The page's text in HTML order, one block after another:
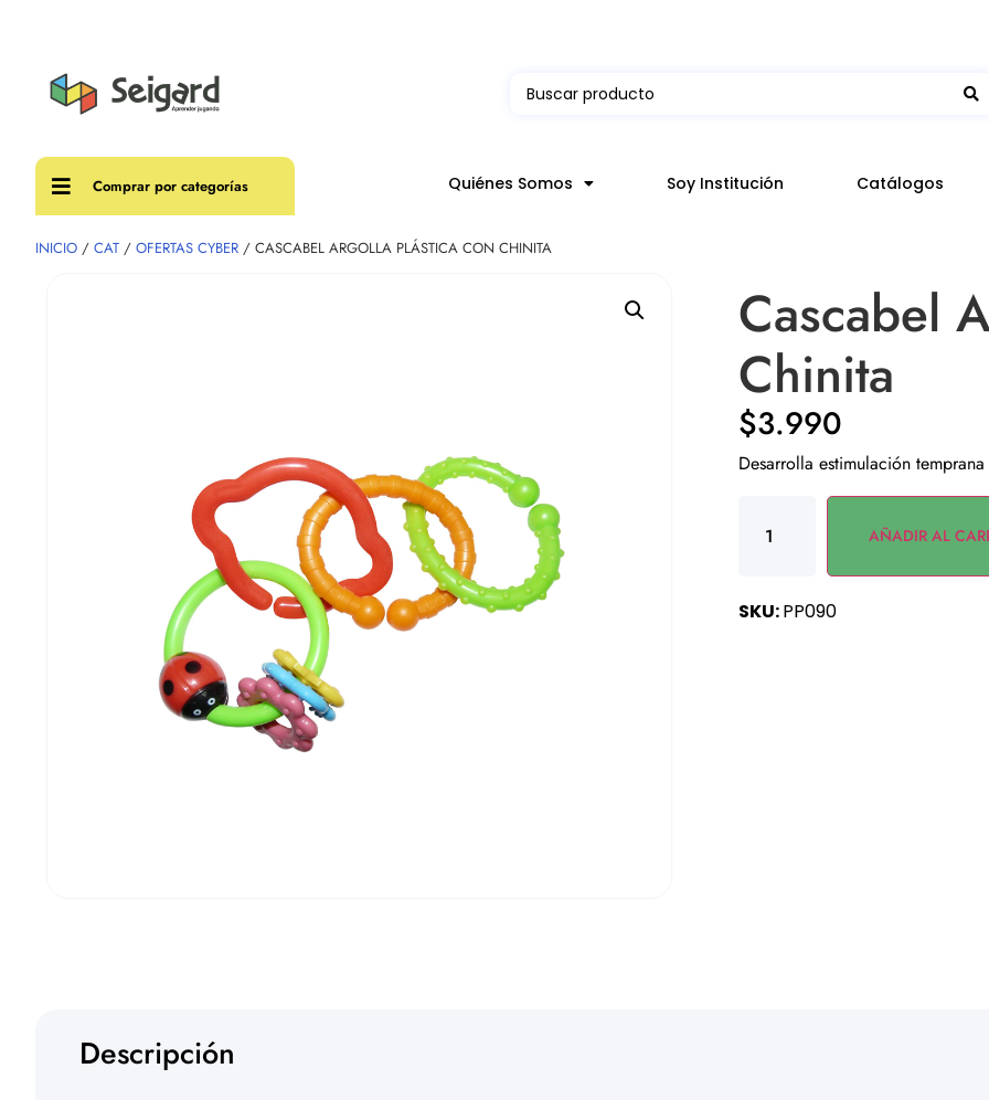
Comprar por categorías Quiénes Somos Soy Institución Catálogos
INICIO / CAT / OFERTAS CYBER / CASCABEL ARGOLLA PLÁSTICA CON CHINITA
Cascabel
Chinita
$3.990
Desarrolla estimulación
AÑADIR AL
SKU:PP090
Descripción